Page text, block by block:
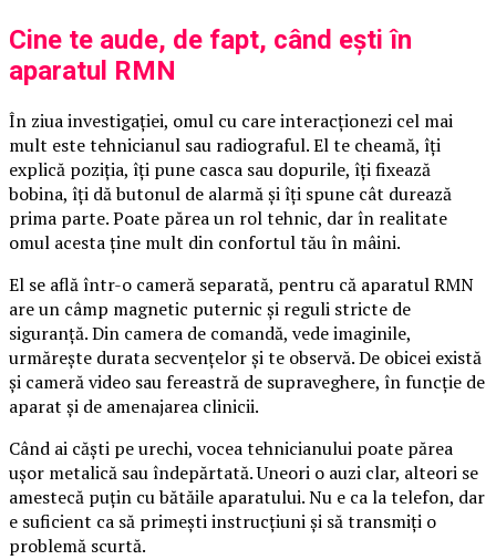
Cine te aude, de fapt, când ești în
aparatul RMN
În ziua investigației, omul cu care interacționezi cel mai
mult este tehnicianul sau radiograful. El te cheamă, îți
explică poziția, îți pune casca sau dopurile, îți fixează
bobina, îți dă butonul de alarmă și îți spune cât durează
prima parte. Poate părea un rol tehnic, dar în realitate
omul acesta ține mult din confortul tău în mâini.
El se află într-o cameră separată, pentru că aparatul RMN
are un câmp magnetic puternic și reguli stricte de
siguranță. Din camera de comandă, vede imaginile,
urmărește durata secvențelor și te observă. De obicei există
și cameră video sau fereastră de supraveghere, în funcție de
aparat și de amenajarea clinicii.
Când ai căști pe urechi, vocea tehnicianului poate părea
ușor metalică sau îndepărtată. Uneori o auzi clar, alteori se
amestecă puțin cu bătăile aparatului. Nu e ca la telefon, dar
e suficient ca să primești instrucțiuni și să transmiți o
problemă scurtă.